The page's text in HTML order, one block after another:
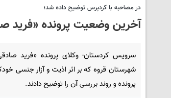
در مصاحبه با کردپرس توضیح داده شد؛
آخرین وضعیت پرونده «فرید
شهرستان قروه که بر اثر اذیت و آزار جنسی
پرونده و روند بررسی آن را توضیح دادند.